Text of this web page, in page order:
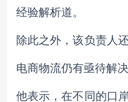
经验解析道。
除此之外，该负责人
电商物流仍有亟待解
他表示，在不同的口